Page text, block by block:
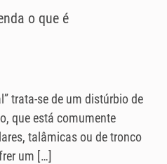
o que é
trata-se de um distúrbio de
que está comumente
talâmicas ou de tronco
um […]